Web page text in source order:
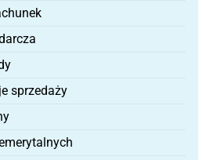
sprzedaży